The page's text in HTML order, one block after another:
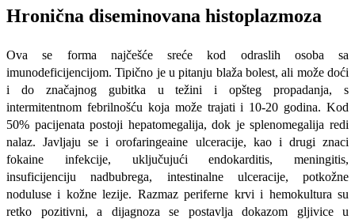
Hronična diseminovana histoplazmoza
Ova se forma najčešće sreće kod odraslih osoba sa
imunodeficijencijom. Tipično je u pitanju blaža bolest, ali može doći
i do značajnog gubitka u težini i opšteg propadanja, s
intermitentnom febrilnošću koja može trajati i 10-20 godina. Kod
50% pacijenata postoji hepatomegalija, dok je splenomegalija redi
nalaz. Javljaju se i orofarin­geaine ulceracije, kao i drugi znaci
fokaine infek­cije, uključujući endokarditis, meningitis,
insuficijenciju nadbubrega, intestinalne ulceracije, potkožne
noduluse i kožne lezije. Razmaz peri­ferne krvi i hemokultura su
retko pozitivni, a dijagnoza se postavlja dokazom gljivice u